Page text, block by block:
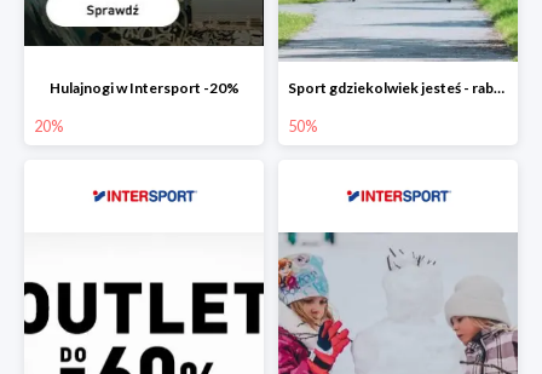
Hulajnogi w Intersport -20%
20%
Sport gdziekolwiek jesteś - rabaty w Intersport do -50%
50%